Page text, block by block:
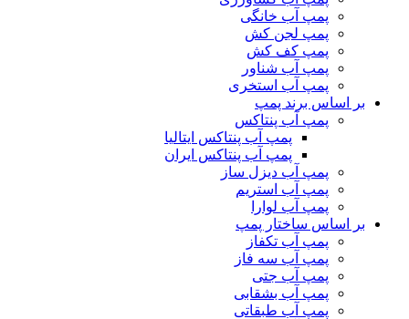
پمپ آب خانگی
پمپ لجن کش
پمپ کف کش
پمپ آب شناور
پمپ آب استخری
بر اساس برند پمپ
پمپ آب پنتاکس
پمپ آب پنتاکس ایتالیا
پمپ آب پنتاکس ایران
پمپ آب دیزل ساز
پمپ آب استریم
پمپ آب لوارا
بر اساس ساختار پمپ
پمپ آب تکفاز
پمپ آب سه فاز
پمپ آب جتی
پمپ آب بشقابی
پمپ آب طبقاتی